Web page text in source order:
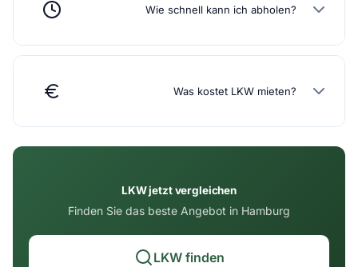
Wie schnell kann ich abholen?
Was kostet LKW mieten?
LKW jetzt vergleichen
Finden Sie das beste Angebot in Hamburg
LKW finden